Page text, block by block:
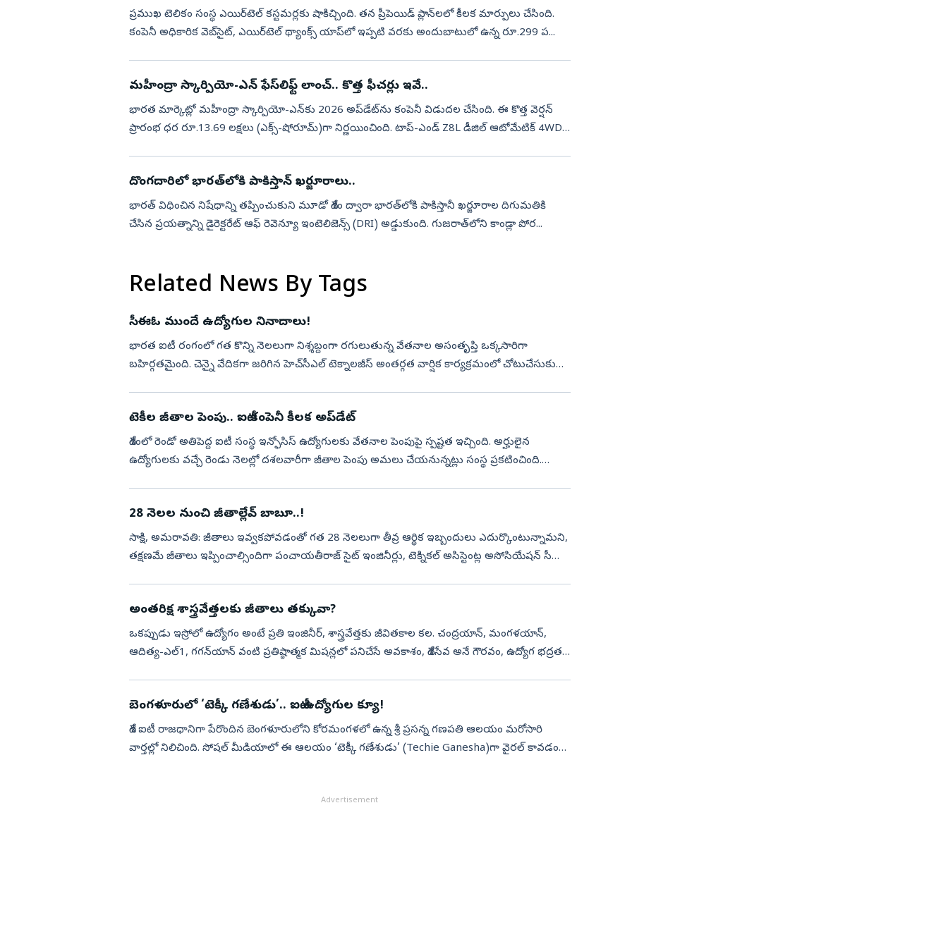
‍ప్రముఖ టెలికం సంస్థ ఎయిర్‌టెల్ కస్టమర్లకు షాకిచ్చింది. తన ప్రీపెయిడ్‌ ప్లాన్‌లలో కీలక మార్పులు చేసింది.
కంపెనీ అధికారిక వెబ్‌సైట్‌, ఎయిర్‌టెల్‌ థ్యాంక్స్‌ యాప్‌లో ఇప్పటి వరకు అందుబాటులో ఉన్న రూ.299 ప...
మహీంద్రా స్కార్పియో-ఎన్ ఫేస్‌లిఫ్ట్‌ లాంచ్.. కొత్త ఫీచర్లు ఇవే..
భారత మార్కెట్లో మహీంద్రా స్కార్పియో-ఎన్‌కు 2026 అప్‌డేట్‌ను కంపెనీ విడుదల చేసింది. ఈ కొత్త వెర్షన్
ప్రారంభ ధర రూ.13.69 లక్షలు (ఎక్స్-షోరూమ్)గా నిర్ణయించింది. టాప్-ఎండ్ Z8L డీజిల్ ఆటోమేటిక్ 4WD
దొంగదారిలో భారత్‌లోకి పాకిస్తాన్‌ ఖర్జూరాలు..
భారత్‌ విధించిన నిషేధాన్ని తప్పించుకుని మూడో దేశం ద్వారా భారత్‌లోకి పాకిస్తానీ ఖర్జూరాల దిగుమతికి
చేసిన ప్రయత్నాన్ని డైరెక్టరేట్‌ ఆఫ్‌ రెవెన్యూ ఇంటెలిజెన్స్‌ (DRI) అడ్డుకుంది. గుజరాత్‌లోని కాండ్లా పోర...
Related News By Tags
సీఈఓ ముందే ఉద్యోగుల నినాదాలు!
భారత ఐటీ రంగంలో గత కొన్ని నెలలుగా నిశ్శబ్దంగా రగులుతున్న వేతనాల అసంతృప్తి ఒక్కసారిగా
బహిర్గతమైంది. చెన్నై వేదికగా జరిగిన హెచ్‌సీఎల్ టెక్నాలజీస్ అంతర్గత వార్షిక కార్యక్రమంలో చోటుచేసుకున్న
టెకీల జీతాల పెంపు.. ఐటీ కంపెనీ కీలక అప్‌డేట్‌
దేశంలో రెండో అతిపెద్ద ఐటీ సంస్థ ఇన్ఫోసిస్‌ ఉద్యోగులకు వేతనాల పెంపుపై స్పష్టత ఇచ్చింది. అర్హులైన
ఉద్యోగులకు వచ్చే రెండు నెలల్లో దశలవారీగా జీతాల పెంపు అమలు చేయనున్నట్లు సంస్థ ప్రకటించింది.
28 నెలల నుంచి జీతాల్లేవ్‌ బాబూ..!
సాక్షి, అమరావతి: జీతాలు ఇవ్వకపోవడంతో గత 28 నెలలుగా తీవ్ర ఆర్థిక ఇబ్బందులు ఎదుర్కొంటున్నామని,
తక్షణమే జీతాలు ఇప్పించాల్సిందిగా పంచాయతీరాజ్‌ సైట్‌ ఇంజినీర్లు, టెక్నికల్‌ అసిస్టెంట్ల అసోసియేషన్‌ సీఎం,
అంతరిక్ష శాస్త్రవేత్తలకు జీతాలు తక్కువా?
ఒకప్పుడు ఇస్రోలో ఉద్యోగం అంటే ప్రతి ఇంజినీర్‌, శాస్త్రవేత్తకు జీవితకాల కల. చంద్రయాన్‌, మంగళయాన్‌,
ఆదిత్య-ఎల్1, గగన్‌యాన్‌ వంటి ప్రతిష్ఠాత్మక మిషన్లలో పనిచేసే అవకాశం, దేశసేవ అనే గౌరవం, ఉద్యోగ భద్రత..
బెంగళూరులో ‘టెక్కీ గణేశుడు’.. ఐటీ ఉద్యోగుల క్యూ!
దేశ ఐటీ రాజధానిగా పేరొందిన బెంగళూరులోని కోరమంగళలో ఉన్న శ్రీ ప్రసన్న గణపతి ఆలయం మరోసారి
వార్తల్లో నిలిచింది. సోషల్ మీడియాలో ఈ ఆలయం ‘టెక్కీ గణేశుడు’ (Techie Ganesha)గా వైరల్ కావడంతో
Advertisement